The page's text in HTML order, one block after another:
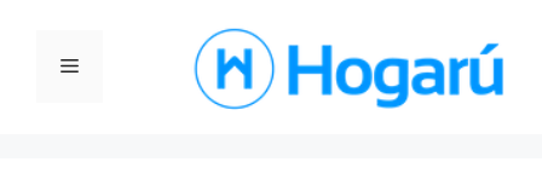
contenidoMenú